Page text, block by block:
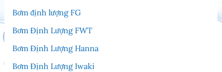
Bơm định lượng FG
Bơm Định Lượng FWT
Bơm Định Lượng Hanna
Bơm Định Lượng Iwaki